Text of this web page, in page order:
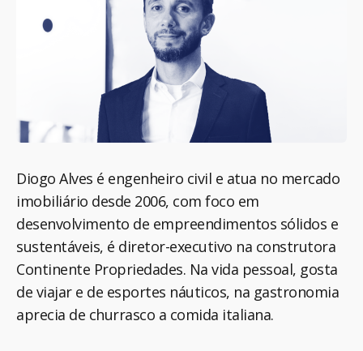
Diogo Alves é engenheiro civil e atua no mercado
imobiliário desde 2006, com foco em
desenvolvimento de empreendimentos sólidos e
sustentáveis, é diretor-executivo na construtora
Continente Propriedades. Na vida pessoal, gosta
de viajar e de esportes náuticos, na gastronomia
aprecia de churrasco a comida italiana.